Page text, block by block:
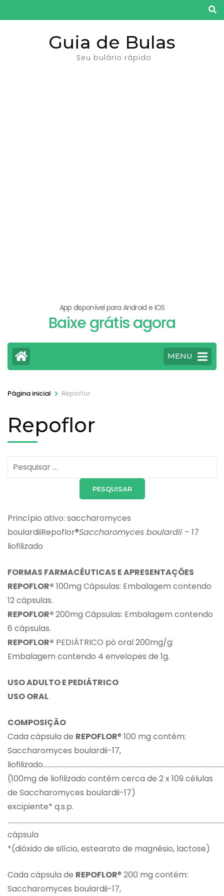
para
Guia de Bulas
Seu bulário rápido
App disponível para Android e iOS
Baixe grátis agora
MENU
Página inicial > Repoflor
Repoflor
Pesquisar
por:
Princípio ativo: saccharomyces
boulardiiRepoflor®Saccharomyces boulardii – 17
liofilizado
FORMAS FARMACÊUTICAS E APRESENTAÇÕES
REPOFLOR® 100mg Cápsulas: Embalagem contendo
12 cápsulas.
REPOFLOR®200mg Cápsulas: Embalagem contendo
6 cápsulas.
REPOFLOR® PEDIÁTRICO pó oral 200mg/g:
Embalagem contendo 4 envelopes de 1g.
USO ADULTO E PEDIÁTRICO
USO ORAL
COMPOSIÇÃO
Cada cápsula de REPOFLOR® 100 mg contém:
Saccharomyces boulardii-17,
(100mg de liofilizado contém cerca de 2 x 109 células
de Saccharomyces boulardii-17)
excipiente* q.s.p.
cápsula
*(dióxido de silício, estearato de magnésio, lactose)
Cada cápsula de REPOFLOR® 200 mg contém:
Saccharomyces boulardii-17,